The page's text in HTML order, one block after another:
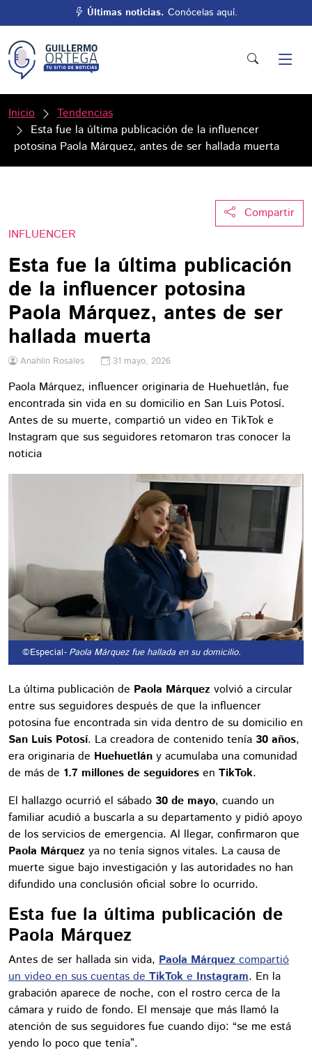
Últimas noticias. Conócelas aquí.
Inicio
Tendencias
Esta fue la última publicación de la influencer
potosina Paola Márquez, antes de ser hallada muerta
Compartir
INFLUENCER
Esta fue la última publicación
de la influencer potosina
Paola Márquez, antes de ser
hallada muerta
Anahlin Rosales 31 mayo, 2026
Paola Márquez, influencer originaria de Huehuetlán, fue
encontrada sin vida en su domicilio en San Luis Potosí.
Antes de su muerte, compartió un video en TikTok e
Instagram que sus seguidores retomaron tras conocer la
noticia
©Especial- Paola Márquez fue hallada en su domicilio.
La última publicación de Paola Márquez volvió a circular
entre sus seguidores después de que la influencer
potosina fue encontrada sin vida dentro de su domicilio en
San Luis Potosí. La creadora de contenido tenía 30 años,
era originaria de Huehuetlán y acumulaba una comunidad
de más de 1.7 millones de seguidores en TikTok.
El hallazgo ocurrió el sábado 30 de mayo, cuando un
familiar acudió a buscarla a su departamento y pidió apoyo
de los servicios de emergencia. Al llegar, confirmaron que
Paola Márquez ya no tenía signos vitales. La causa de
muerte sigue bajo investigación y las autoridades no han
difundido una conclusión oficial sobre lo ocurrido.
Esta fue la última publicación de
Paola Márquez
Antes de ser hallada sin vida, Paola Márquez compartió
un video en sus cuentas de TikTok e Instagram. En la
grabación aparece de noche, con el rostro cerca de la
cámara y ruido de fondo. El mensaje que más llamó la
atención de sus seguidores fue cuando dijo: “se me está
yendo lo poco que tenía”.